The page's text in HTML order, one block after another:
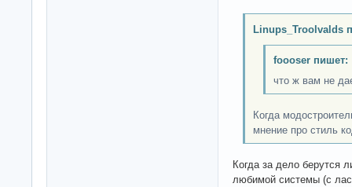
Linups_Troolvalds
foooser пишет:
что ж вам не
Когда
мнение про стиль
Когда за дело берутся
любимой системы (с